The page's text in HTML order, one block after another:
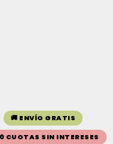
🚚 ENVÍO GRATIS
CUOTAS SIN INTERESES